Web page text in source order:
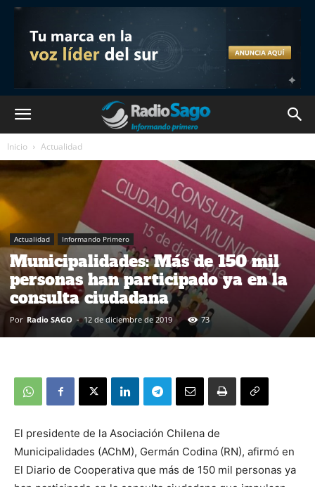
Inicio Actualidad
Actualidad Informando Primero
Municipalidades: Más de 150 mil
personas han participado ya en la
consulta ciudadana
Por Radio SAGO - 12 de diciembre de 2019 73
El presidente de la Asociación Chilena de
Municipalidades (AChM), Germán Codina (RN), afirmó en
El Diario de Cooperativa que más de 150 mil personas ya